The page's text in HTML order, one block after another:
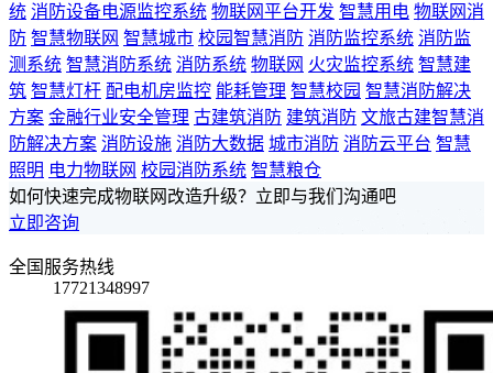
统 消防设备电源监控系统 物联网平台开发 智慧用电 物联网消
防 智慧物联网 智慧城市 校园智慧消防 消防监控系统 消防监
测系统 智慧消防系统 消防系统 物联网 火灾监控系统 智慧建
筑 智慧灯杆 配电机房监控 能耗管理 智慧校园 智慧消防解决
方案 金融行业安全管理 古建筑消防 建筑消防 文旅古建智慧消
防解决方案 消防设施 消防大数据 城市消防 消防云平台 智慧
照明 电力物联网 校园消防系统 智慧粮仓
如何快速完成物联网改造升级？立即与我们沟通吧
立即咨询
全国服务热线
17721348997